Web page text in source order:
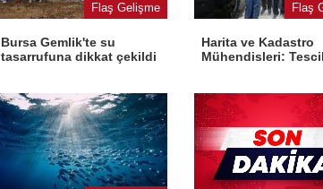
Flaş Gelişme
Bursa Gemlik'te su
tasarrufuna dikkat çekildi
Flaş
Harita ve Kadastro
Mühendisleri: Tescil